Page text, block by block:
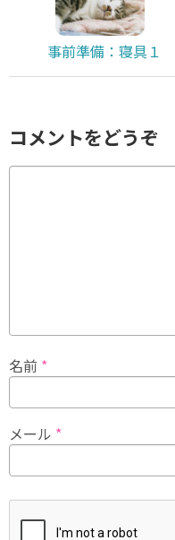
事前準備：寝具１
コメントをどうぞ
名前 *
メール *